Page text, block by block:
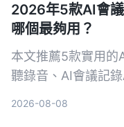
2026年5款AI會
哪個最夠用？
本文推薦5款實用
聽錄音、AI會議記
2026-08-08